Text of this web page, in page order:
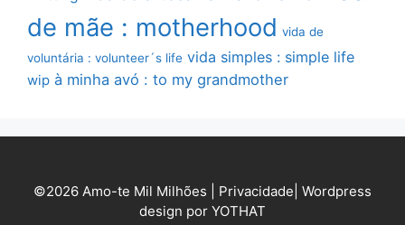
de mãe : motherhood vida de
voluntária : volunteer´s life vida simples : simple life
wip à minha avó : to my grandmother
©2026 Amo-te Mil Milhões | Privacidade Wordpress
design por YOTHAT